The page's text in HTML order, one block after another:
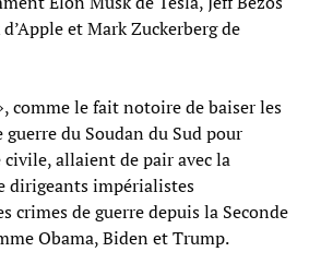
et Mark Zuckerberg de
comme le fait notoire de baiser les
guerre du Soudan du Sud pour
allaient de pair avec la
dirigeants impérialistes
crimes de guerre depuis la Seconde
Obama, Biden et Trump.